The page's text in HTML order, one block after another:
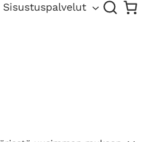
Sisustuspalvelut